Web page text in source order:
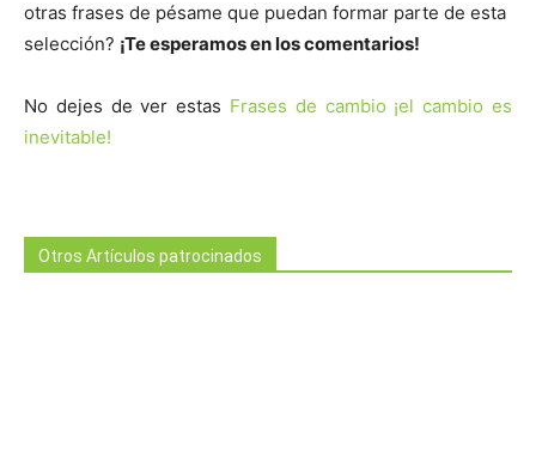
otras frases de pésame que puedan formar parte de esta
selección? ¡Te esperamos en los comentarios!
No dejes de ver estas Frases de cambio ¡el cambio es
inevitable!
Otros Artículos patrocinados